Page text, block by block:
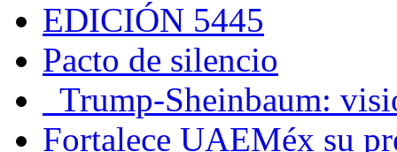
EDICIÓN 5445
Pacto de silencio
Trump-Sheinbaum:
Fortalece UAEMéx su